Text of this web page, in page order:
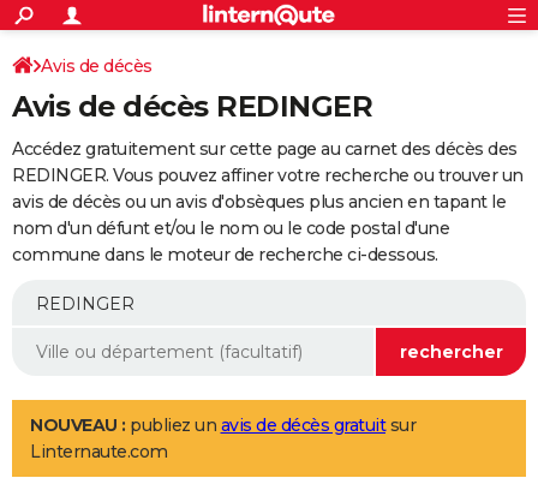
ACTUALITÉS
Politique
Société
Faits Divers
Education
Monde
Villes
+
SPORT
Coupe du monde 2026
Football
Tennis
Cyclisme
Rugby
Forum
Programme TV
TNT
Streaming
Cinéma
Sorties cinéma
Musique
+
FINANCE
Retraite
Epargne
Immobilier
Risques naturels par ville
Banque
Assurance
AUTO
Essais
Réserver un essai
Citadines
Berlines
SUV
Forum auto
+
Mobiles
Meilleur smartphone
Internet
Ordinateurs
Jeux vidéo
Guide high-tech
Aménagement intérieur
LIFESTYLE
Art de vivre
Bien-être
Loisirs
Mode
Modes de vie
Avis de décès
Avis de décès REDINGER
Accédez gratuitement sur cette page au carnet des décès des
REDINGER. Vous pouvez affiner votre recherche ou trouver un
avis de décès ou un avis d'obsèques plus ancien en tapant le
nom d'un défunt et/ou le nom ou le code postal d'une
commune dans le moteur de recherche ci-dessous.
NOUVEAU : publiez un avis de décès gratuitsur
Linternaute.com